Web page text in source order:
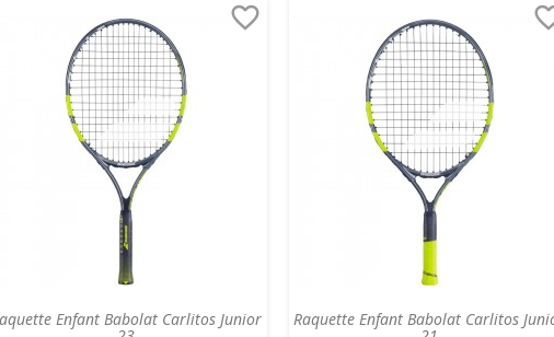
Enfant Babolat Carlitos Junior

Raquette Enfant Babolat Carlitos